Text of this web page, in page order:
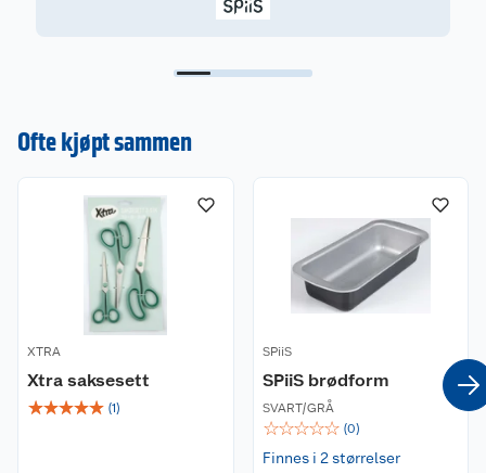
Ofte kjøpt sammen
XTRA
Xtra saksesett
☆☆☆☆☆ (1)
SPiiS
SPiiS brødform
SVART/GRÅ
☆☆☆☆☆ (0)
Finnes i 2 størrelser